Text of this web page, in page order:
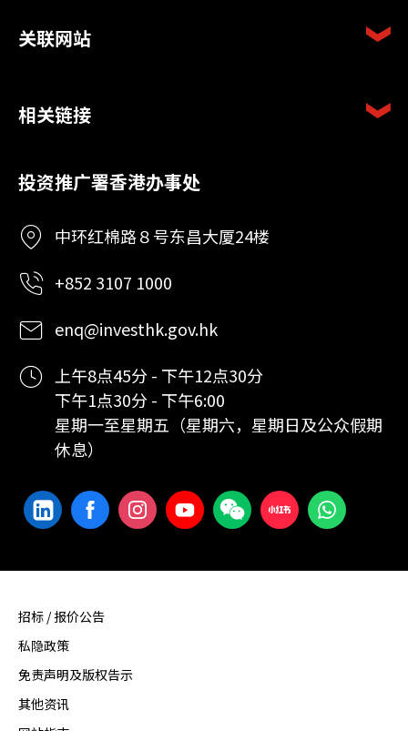
关联网站
相关链接
投资推广署香港办事处
中环红棉路８号东昌大厦24楼
+852 3107 1000
enq@investhk.gov.hk
上午8点45分 - 下午12点30分
下午1点30分 - 下午6:00
星期一至星期五（星期六，星期日及公众假期
休息）
招标 / 报价公告
私隐政策
免责声明及版权告示
其他资讯